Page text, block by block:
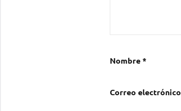
Nombre*
Correo electrónico